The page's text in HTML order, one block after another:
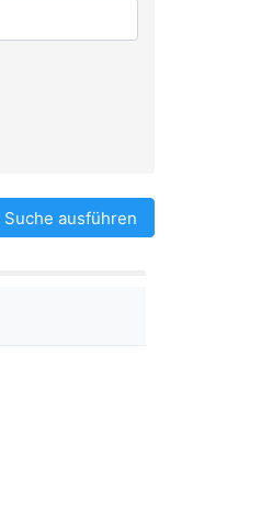
Suche ausführen